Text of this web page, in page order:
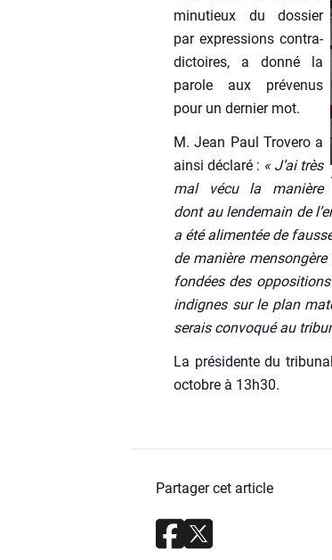
minu­tieux du dos­sier
par expres­sions contra­
dic­toires, a don­né la
parole aux pré­ve­nus
pour un der­nier mot.
M. Jean Paul Tro­ve­ro a
ain­si décla­ré : « J’ai très
mal vécu la manière
dont au len­de­main de
a été ali­men­tée de
de manière
fon­dées des
indignes sur le plan
serais convo­qué au
La pré­si­dente du
octobre à 13h30.
Partager cet article